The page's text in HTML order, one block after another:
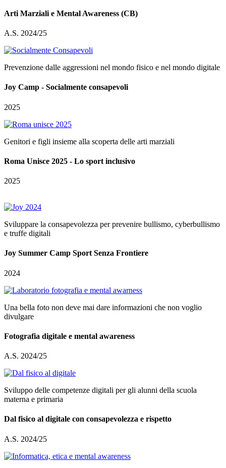
Arti Marziali e Mental Awareness (CB)
A.S. 2024/25
Prevenzione dalle aggressioni nel mondo fisico e nel mondo digitale
Joy Camp - Socialmente consapevoli
2025
Genitori e figli insieme alla scoperta delle arti marziali
Roma Unisce 2025 - Lo sport inclusivo
2025
Sviluppare la consapevolezza per prevenire bullismo, cyberbullismo
e truffe digitali
Joy Summer Camp Sport Senza Frontiere
2024
Una bella foto non deve mai dare informazioni che non voglio
divulgare
Fotografia digitale e mental awareness
A.S. 2024/25
Sviluppo delle competenze digitali per gli alunni della scuola
materna e primaria
Dal fisico al digitale con consapevolezza e rispetto
A.S. 2024/25